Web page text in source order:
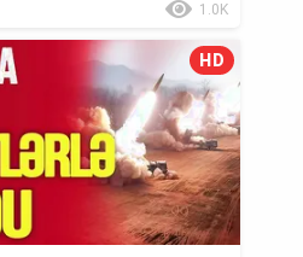
1.0K
HD